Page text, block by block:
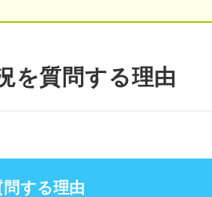
受けている場合
を質問する理由
する理由